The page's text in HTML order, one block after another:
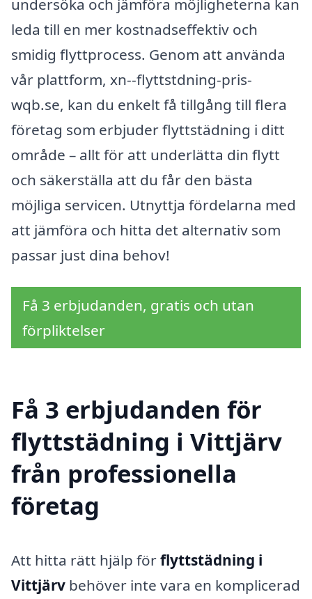
undersöka och jämföra möjligheterna kan
leda till en mer kostnadseffektiv och
smidig flyttprocess. Genom att använda
vår plattform, xn--flyttstdning-pris-
wqb.se, kan du enkelt få tillgång till flera
företag som erbjuder flyttstädning i ditt
område – allt för att underlätta din flytt
och säkerställa att du får den bästa
möjliga servicen. Utnyttja fördelarna med
att jämföra och hitta det alternativ som
passar just dina behov!
Få 3 erbjudanden, gratis och utan
förpliktelser
Få 3 erbjudanden för
flyttstädning i Vittjärv
från professionella
företag
Att hitta rätt hjälp förflyttstädning i
Vittjärv behöver inte vara en komplicerad